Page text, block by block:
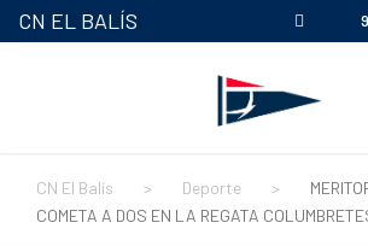
CN EL BALÍS
CN El Balís > Deporte >
COMETA A DOS EN LA REGATA